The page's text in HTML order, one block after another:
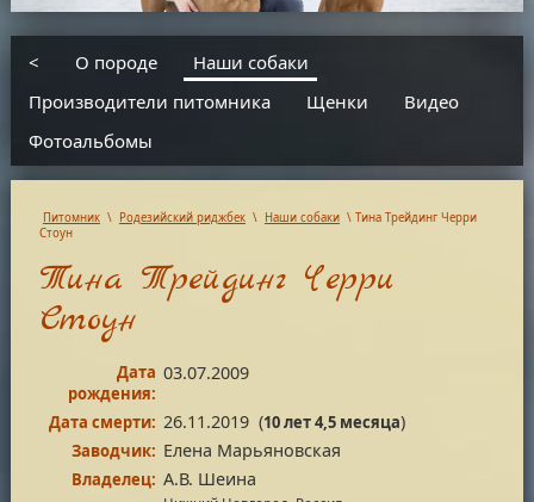
< О породе
Наши собаки
Производители питомника
Щенки
Видео
Фотоальбомы
Питомник \ Родезийский риджбек \ Наши собаки \ Тина Трейдинг Черри
Стоун
Тина Трейдинг Черри
Стоун
Дата
рождения:
03.07.2009
Дата смерти: 26.11.2019(10 лет 4,5 месяца)
Заводчик: Елена Марьяновская
Владелец: А.В. Шеина